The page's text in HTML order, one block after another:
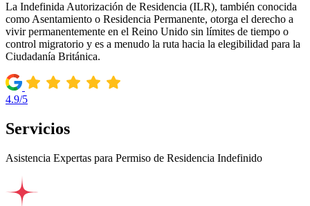
La Indefinida Autorización de Residencia (ILR), también conocida
como Asentamiento o Residencia Permanente, otorga el derecho a
vivir permanentemente en el Reino Unido sin límites de tiempo o
control migratorio y es a menudo la ruta hacia la elegibilidad para la
Ciudadanía Británica.
4.9/5
Servicios
Asistencia Expertas para Permiso de Residencia Indefinido